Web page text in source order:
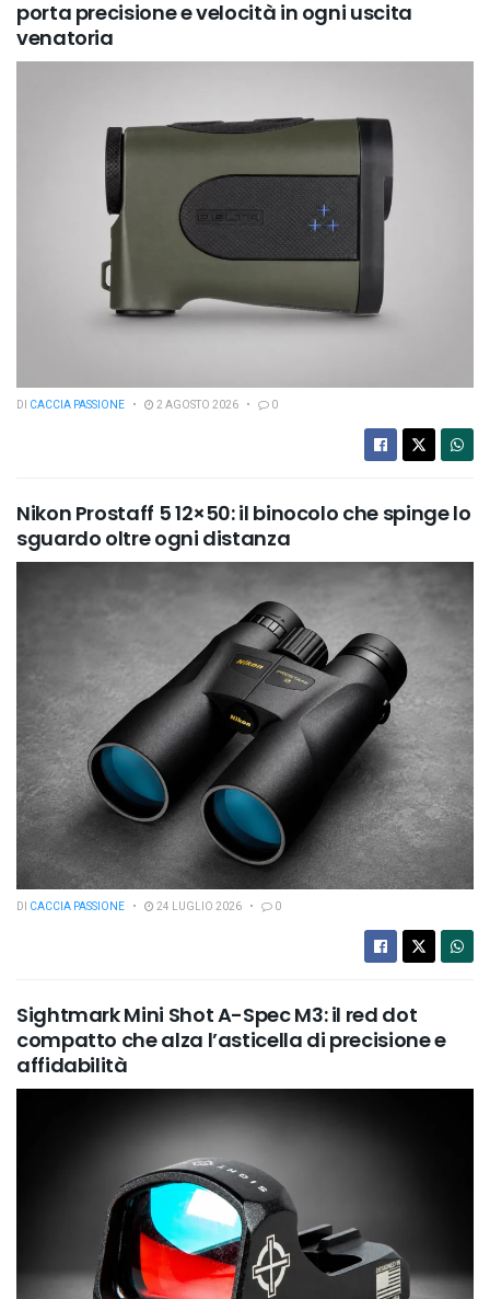
porta precisione e velocità in ogni uscita
venatoria
DI CACCIA PASSIONE 2 AGOSTO 2026 0
Nikon Prostaff 5 12×50: il binocolo che spinge lo
sguardo oltre ogni distanza
DI CACCIA PASSIONE 24 LUGLIO 2026 0
Sightmark Mini Shot A-Spec M3: il red dot
compatto che alza l’asticella di precisione e
affidabilità